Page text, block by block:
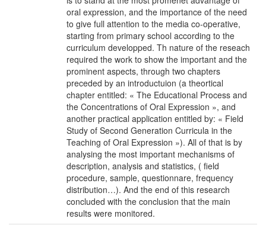
oral expression, and the importance of the need
to give full attention to the media co-operative,
starting from primary school according to the
curriculum developped. Th nature of the reseach
required the work to show the important and the
prominent aspects, through two chapters
preceded by an introductuion (a theortical
chapter entitled: « The Educational Process and
the Concentrations of Oral Expression », and
another practical application entitled by: « Field
Study of Second Generation Curricula in the
Teaching of Oral Expression »). All of that is by
analysing the most important mechanisms of
description, analysis and statistics, ( field
procedure, sample, questionnare, frequency
distribution…). And the end of this research
concluded with the conclusion that the main
results were monitored.